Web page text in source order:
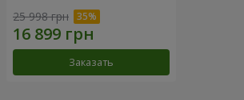
25 998 грн
Заказать